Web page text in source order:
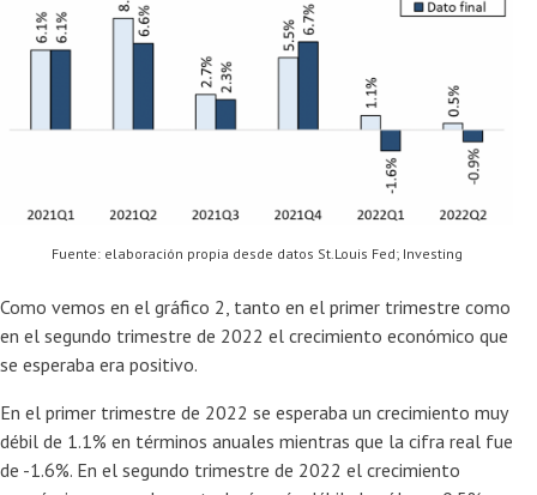
Fuente: elaboración propia desde datos St.Louis Fed; Investing
Como vemos en el gráfico 2, tanto en el primer trimestre como
en el segundo trimestre de 2022 el crecimiento económico que
se esperaba era positivo.
En el primer trimestre de 2022 se esperaba un crecimiento muy
débil de 1.1% en términos anuales mientras que la cifra real fue
de -1.6%. En el segundo trimestre de 2022 el crecimiento